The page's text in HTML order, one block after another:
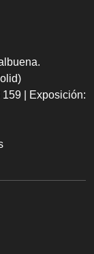
| Exposición: